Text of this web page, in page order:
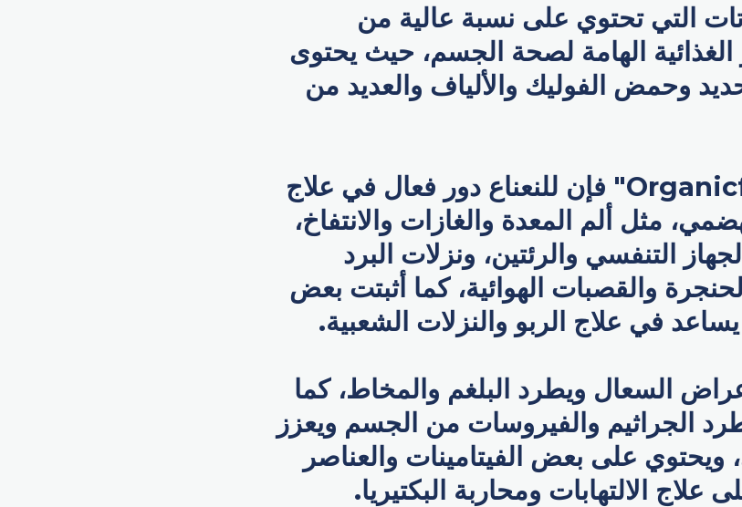
التي تحتوي على نسبة عالية من
الغذائية الهامة لصحة الجسم، حيث يحتوى
وحمض الفوليك والألياف والعديد من
ووفقاً لموقع "Organicfacts" فإن للنعناع دور فعال في علاج
مثل ألم المعدة والغازات والانتفاخ،
التنفسي والرئتين، ونزلات البرد
والقصبات الهوائية، كما أثبتت بعض
يساعد في علاج الربو والنزلات الشعبية.
السعال ويطرد البلغم والمخاط، كما
الجراثيم والفيروسات من الجسم ويعزز
ويحتوي على بعض الفيتامينات والعناصر
علاج الالتهابات ومحاربة البكتيريا.